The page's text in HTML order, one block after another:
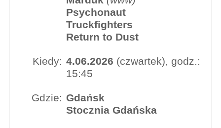
Psychonaut
Truckfighters
Return to Dust
Kiedy: 4.06.2026 (czwartek), godz.:
15:45
Gdzie: Gdańsk
Stocznia Gdańska